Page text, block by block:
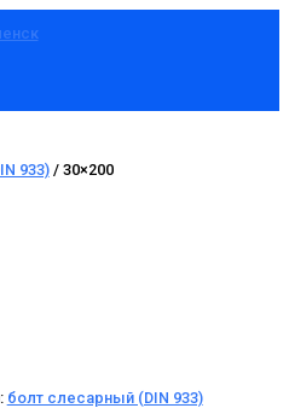
933)/ 30×200
болт слесарный (DIN 933)